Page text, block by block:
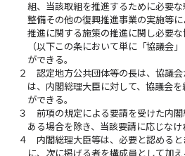
組、当該取組を推進するために必要
整備その他の復興推進事業の実施等
推進に関する施策の推進に関し必要
（以下この条において単に「協議会
ができる。
２
認定地方公共団体等の長は、協議
は、内閣総理大臣に対して、協議会
ができる。
３
前項の規定による要請を受けた内
ある場合を除き、当該要請に応じなけ
４
内閣総理大臣等は、必要と認める
に、次に掲げる者を構成員として加え